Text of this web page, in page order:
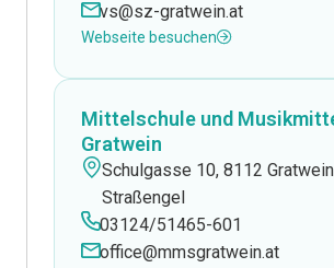
vs@sz-gratwein.at
Webseite besuchen
Mittelschule und
Gratwein
Schulgasse 10, 8112
Straßengel
03124/51465-601
office@mmsgratwein.at